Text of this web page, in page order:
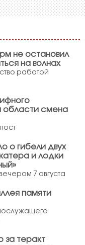
не остановил
на волнах
работой
области смена
о гибели двух
и лодки
7 августа
памяти
за теракт